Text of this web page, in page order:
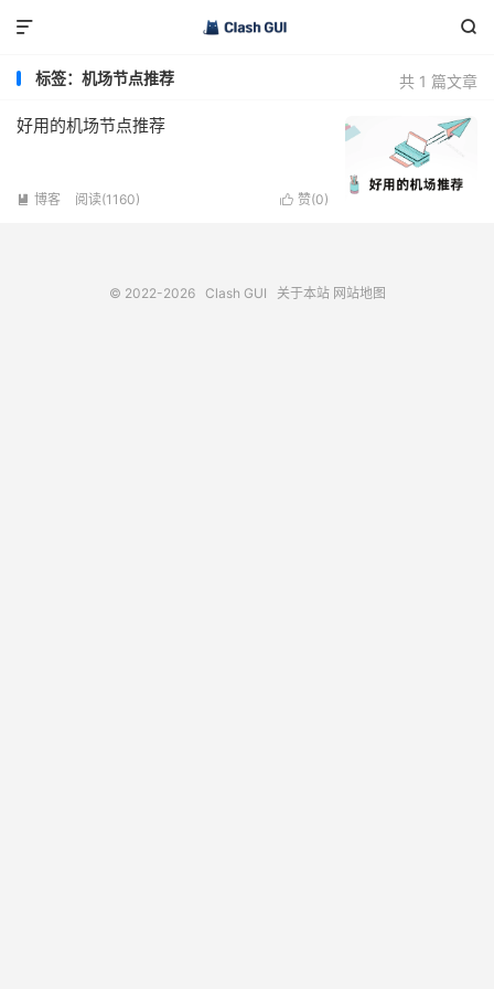


共 1 篇文章
标签：机场节点推荐
好用的机场节点推荐
 赞(0)
 博客 阅读(1160)
© 2022-2026 Clash GUI 关于本站 网站地图